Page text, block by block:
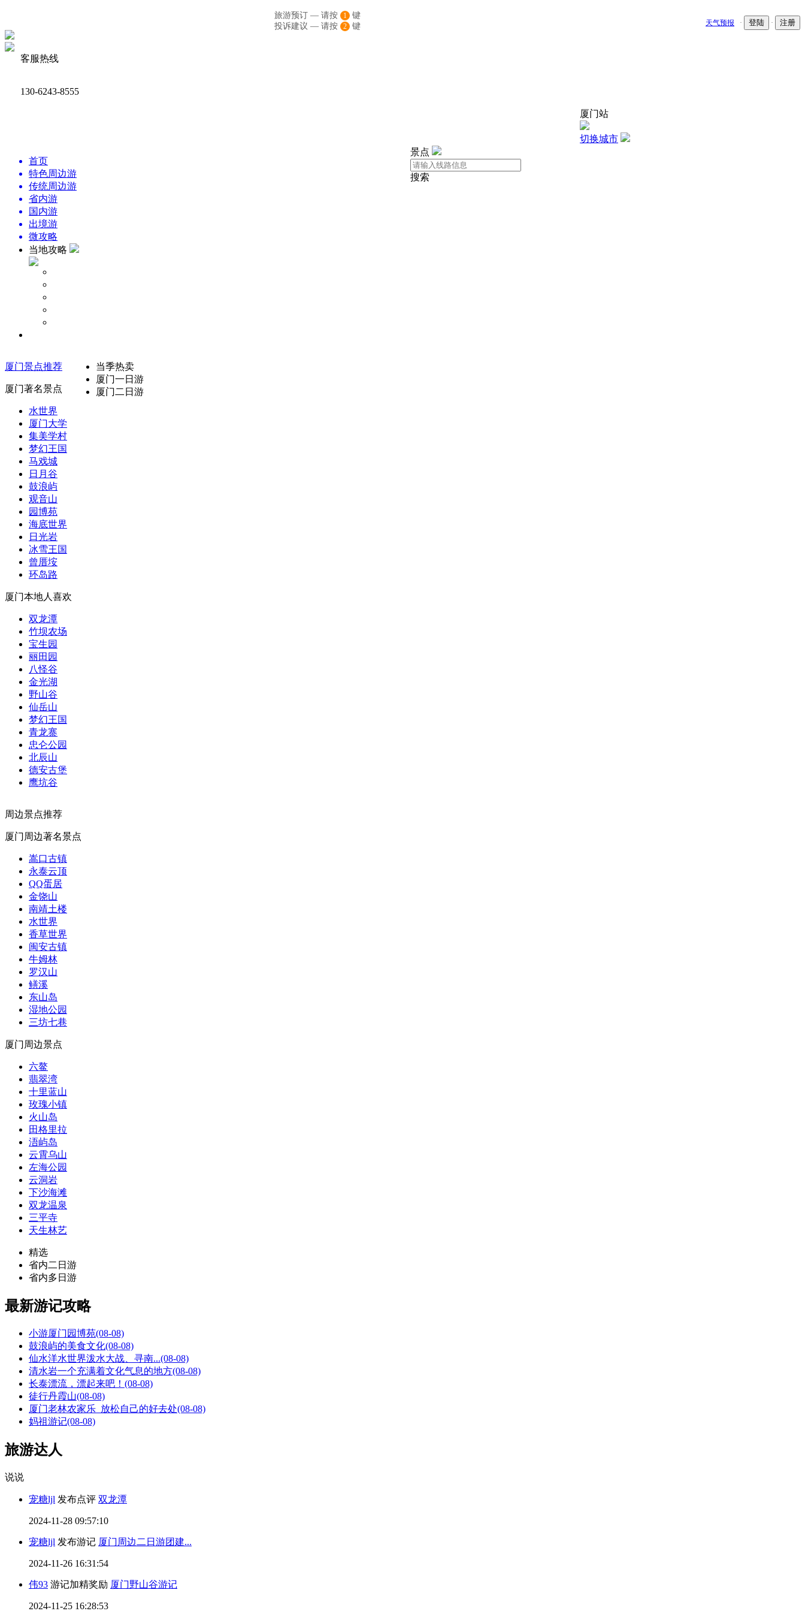
天气预报 · 登陆 · 注册
客服热线
130-6243-8555
旅游预订 — 请按 1
键
投诉建议 — 请按
2 键
厦门站
切换城市
景点
搜索
首页
特色周边游
传统周边游
省内游
国内游
出境游
微攻略
当地攻略
厦门景点推荐
厦门著名景点
水世界
厦门大学
集美学村
梦幻王国
马戏城
日月谷
鼓浪屿
观音山
园博苑
海底世界
日光岩
冰雪王国
曾厝垵
环岛路
厦门本地人喜欢
双龙潭
竹坝农场
宝生园
丽田园
八怪谷
金光湖
野山谷
仙岳山
梦幻王国
青龙寨
忠仑公园
北辰山
德安古堡
鹰坑谷
当季热卖
厦门一日游
厦门二日游
周边景点推荐
厦门周边著名景点
嵩口古镇
永泰云顶
QQ蛋居
金饶山
南靖土楼
水世界
香草世界
闽安古镇
牛姆林
罗汉山
鳝溪
东山岛
湿地公园
三坊七巷
厦门周边景点
六鳌
翡翠湾
十里蓝山
玫瑰小镇
火山岛
田格里拉
浯屿岛
云霄乌山
左海公园
云洞岩
下沙海滩
双龙温泉
三平寺
天生林艺
精选
省内二日游
省内多日游
最新游记攻略
小游厦门园博苑(08-08)
鼓浪屿的美食文化(08-08)
仙水洋水世界泼水大战、寻南...(08-08)
清水岩一个充满着文化气息的地方(08-08)
长泰漂流，漂起来吧！ (08-08)
徒行丹霞山(08-08)
厦门老林农家乐_放松自己的好去处(08-08)
妈祖游记(08-08)
旅游达人
说说
宠糖ljl 发布点评 双龙潭
2024-11-28 09:57:10
宠糖ljl 发布游记 厦门周边二日游团建...
2024-11-26 16:31:54
伟93 游记加精奖励 厦门野山谷游记
2024-11-25 16:28:53